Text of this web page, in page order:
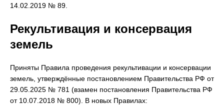
14.02.2019 № 89.
Рекультивация и консервация
земель
Приняты Правила проведения рекультивации и консервации
земель, утверждённые постановлением Правительства РФ от
29.05.2025 № 781 (взамен постановления Правительства РФ
от 10.07.2018 № 800). В новых Правилах: